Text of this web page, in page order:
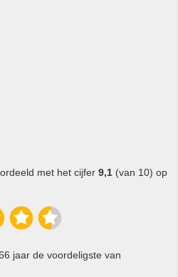
met het cijfer 9,1 (van 10) op
jaar de voordeligste van